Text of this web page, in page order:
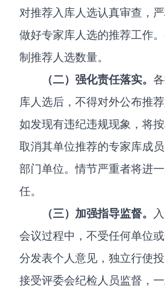
对推荐入库人选认真审查，
做好专家库人选的推荐工作
制推荐人选数量。
（二）强化责任落实。
库人选后，不得对外公布推荐
如发现有违纪违规现象，将
取消其单位推荐的专家库成
部门单位。情节严重者将进
任。
（三）加强指导监督。
会议过程中，不受任何单位
分发表个人意见，独立行使
接受评委会纪检人员监督，